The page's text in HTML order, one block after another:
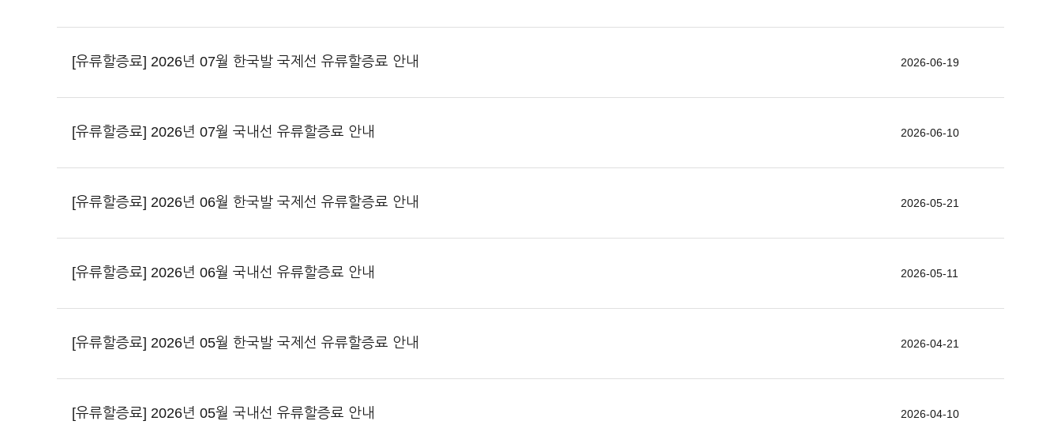
[유류할증료] 2026년 07월 한국발 국제선 유류할증료 안내 2026-06-19
[유류할증료] 2026년 07월 국내선 유류할증료 안내 2026-06-10
[유류할증료] 2026년 06월 한국발 국제선 유류할증료 안내 2026-05-21
[유류할증료] 2026년 06월 국내선 유류할증료 안내 2026-05-11
[유류할증료] 2026년 05월 한국발 국제선 유류할증료 안내 2026-04-21
[유류할증료] 2026년 05월 국내선 유류할증료 안내 2026-04-10